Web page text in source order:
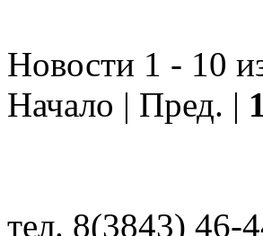
Новости 1 - 10
Начало | Пред. |
тел. 8(3843) 46-